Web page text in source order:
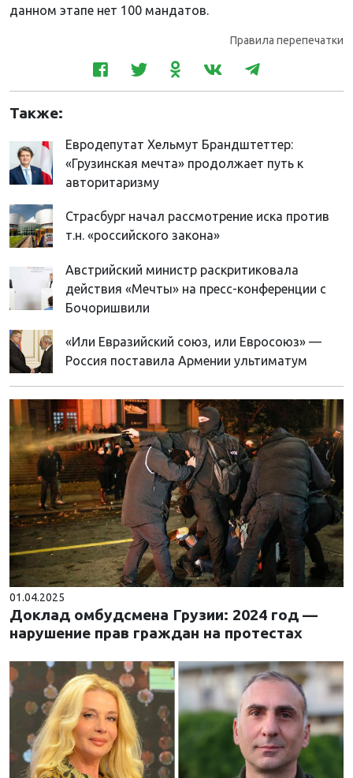
данном этапе нет 100 мандатов.
Правила перепечатки
Также:
Евродепутат Хельмут Брандштеттер:
«Грузинская мечта» продолжает путь к
авторитаризму
Страсбург начал рассмотрение иска против
т.н. «российского закона»
Австрийский министр раскритиковала
действия «Мечты» на пресс-конференции с
Бочоришвили
«Или Евразийский союз, или Евросоюз» —
Россия поставила Армении ультиматум
01.04.2025
Доклад омбудсмена Грузии: 2024 год —
нарушение прав граждан на протестах